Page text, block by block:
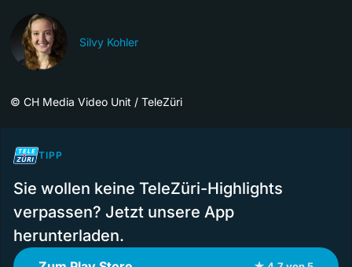
Silvy Kohler
© CH Media Video Unit / TeleZüri
TIPP
Sie wollen keine TeleZüri-Highlights
verpassen? Jetzt unsere App
herunterladen.